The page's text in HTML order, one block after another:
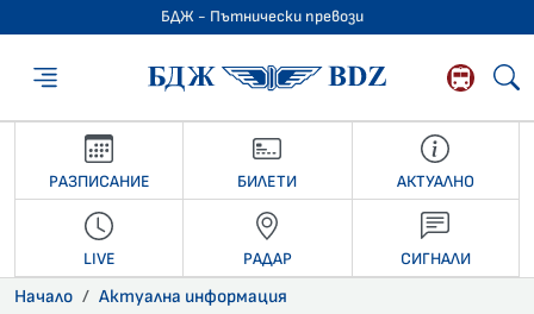
БДЖ - Пътнически превози
БДЖ -
РАЗПИСАНИЕ БИЛЕТИ АКТУАЛНО
LIVE РАДАР СИГНАЛИ
Начало Актуална информация